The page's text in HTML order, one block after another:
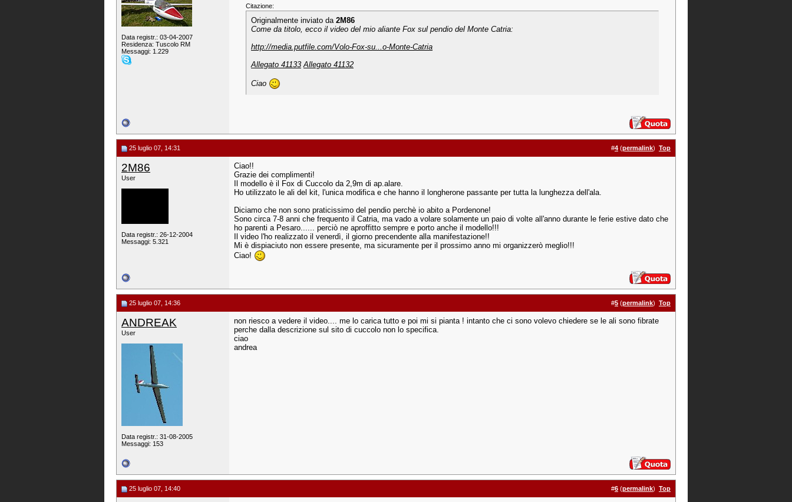
Data registr.: 03-04-2007
Residenza: Tuscolo RM
Messaggi: 1.229
Citazione:
Originalmente inviato da 2M86
Come da titolo, ecco il video del mio aliante Fox sul pendio del Monte Catria:
http://media.putfile.com/Volo-Fox-su...o-Monte-Catria
Allegato 41133 Allegato 41132
Ciao
25 luglio 07, 14:31 #4 (permalink) Top
2M86
User
Data registr.: 26-12-2004
Messaggi: 5.321
Ciao!!
Grazie dei complimenti!
Il modello è il Fox di Cuccolo da 2,9m di ap.alare.
Ho utilizzato le ali del kit, l'unica modifica e che hanno il longherone passante per tutta la lunghezza dell'ala.
Diciamo che non sono praticissimo del pendio perchè io abito a Pordenone!
Sono circa 7-8 anni che frequento il Catria, ma vado a volare solamente un paio di volte all'anno durante le ferie estive dato che
ho parenti a Pesaro...... perciò ne aproffitto sempre e porto anche il modello!!!
Il video l'ho realizzato il venerdì, il giorno precendente alla manifestazione!!
Mi è dispiaciuto non essere presente, ma sicuramente per il prossimo anno mi organizzerò meglio!!!
Ciao!
25 luglio 07, 14:36 #5 (permalink) Top
ANDREAK
User
Data registr.: 31-08-2005
Messaggi: 153
non riesco a vedere il video.... me lo carica tutto e poi mi si pianta ! intanto che ci sono volevo chiedere se le ali sono fibrate
perche dalla descrizione sul sito di cuccolo non lo specifica.
ciao
andrea
25 luglio 07, 14:40 #6 (permalink) Top